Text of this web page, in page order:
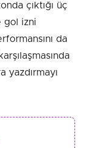
çıktığı üç
gol izni
da
yazdırmayı